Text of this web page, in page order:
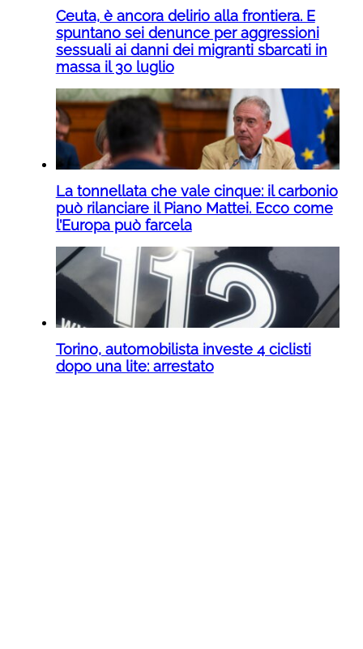
Ceuta, è ancora delirio alla frontiera. E
spuntano sei denunce per aggressioni
sessuali ai danni dei migranti sbarcati in
massa il 30 luglio
La tonnellata che vale cinque: il carbonio
può rilanciare il Piano Mattei. Ecco come
l’Europa può farcela
Torino, automobilista investe 4 ciclisti
dopo una lite: arrestato